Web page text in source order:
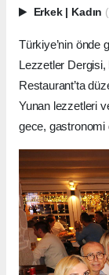
Erkek Kadın
Türkiye’nin önde
Lezzetler
Restaurant’ta
Yunan lezzetleri
gece, gastronomi